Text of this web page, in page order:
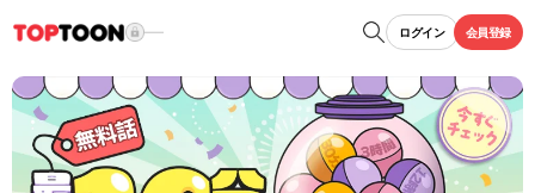
ログイン 会員登録